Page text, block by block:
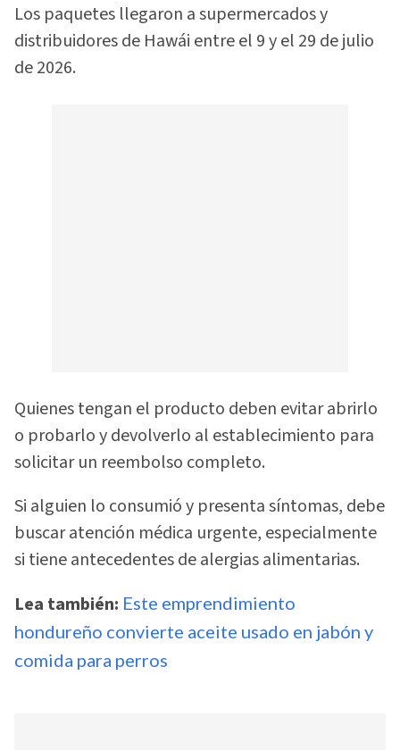
Los paquetes llegaron a supermercados y
distribuidores de Hawái entre el 9 y el 29 de julio
de 2026.
Quienes tengan el producto deben evitar abrirlo
o probarlo y devolverlo al establecimiento para
solicitar un reembolso completo.
Si alguien lo consumió y presenta síntomas, debe
buscar atención médica urgente, especialmente
si tiene antecedentes de alergias alimentarias.
Lea también: Este emprendimiento
hondureño convierte aceite usado en jabón y
comida para perros